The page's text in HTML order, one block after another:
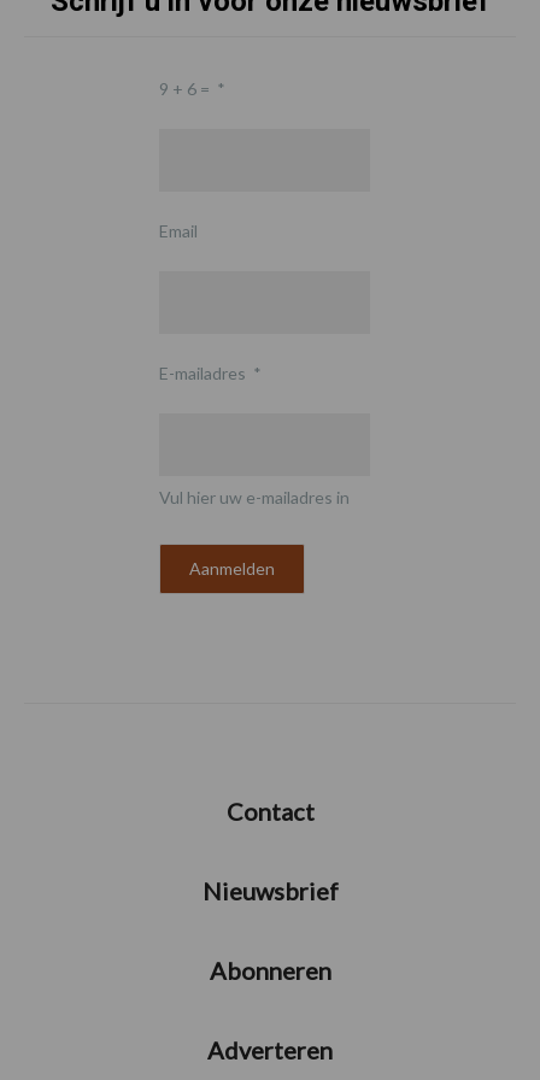
9 + 6 = *
Email
E-mailadres *
Vul hier uw e-mailadres in
Contact
Nieuwsbrief
Abonneren
Adverteren